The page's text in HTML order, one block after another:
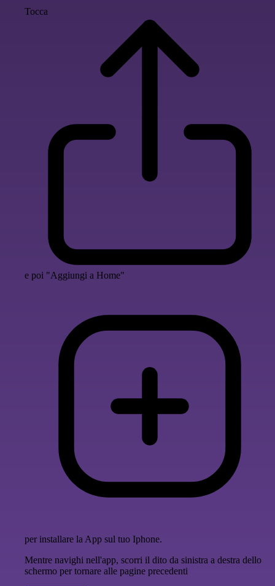
Tocca
e poi "Aggiungi a Home"
per installare la App sul tuo Iphone.
Mentre navighi nell'app, scorri il dito da sinistra a destra dello
schermo per tornare alle pagine precedenti